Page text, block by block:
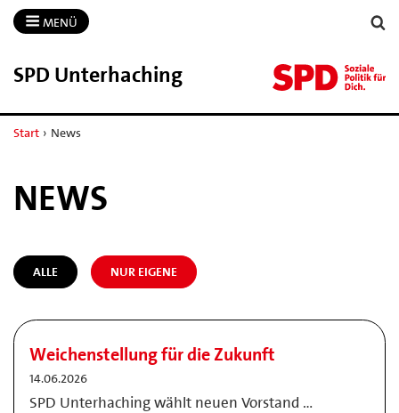
MENÜ
SPD Unterhaching
Start › News
NEWS
ALLE NUR EIGENE
Weichenstellung für die Zukunft
14.06.2026
SPD Unterhaching wählt neuen Vorstand …